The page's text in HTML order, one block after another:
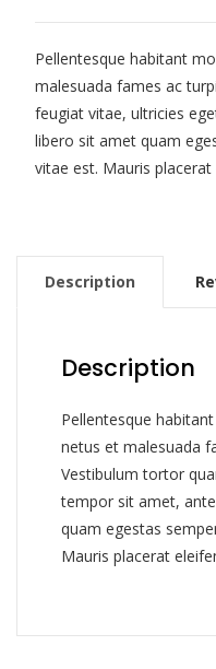
Pellentesque habitant
malesuada fames ac
feugiat vitae, ultricies
libero sit amet quam
vitae est. Mauris placerat
Description
Description
Pellentesque
netus et malesuada
Vestibulum tortor
tempor sit amet,
quam egestas
Mauris placerat